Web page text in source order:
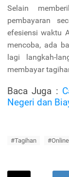
Selain
pembayaran
efesiensi waktu
mencoba, ada
lagi langkah-
membayar
Baca Juga :
Negeri dan
#Tagihan #Online